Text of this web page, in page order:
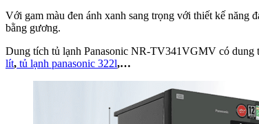
Với gam màu đen ánh xanh sang trọng với thiết kế năng
bằng gương.
Dung tích tủ lạnh Panasonic NR-TV341VGMV có dung
lít, tủ lạnh panasonic 322l,…